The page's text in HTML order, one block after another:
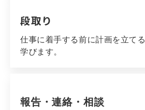
段取り
仕事に着手する前に計画を立て
学びます。
報告・連絡・相談